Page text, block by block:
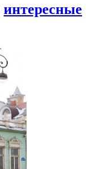
интересные